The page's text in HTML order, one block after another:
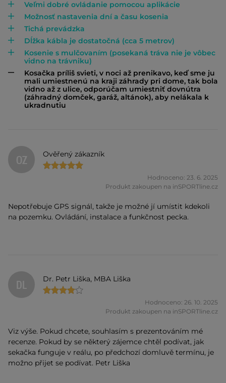
Veľmi dobré ovládanie pomocou aplikácie
Možnosť nastavenia dní a času kosenia
Tichá prevádzka
Dĺžka kábla je dostatočná (cca 5 metrov)
Kosenie s mulčovaním (posekaná tráva nie je vôbec
vidno na trávniku)
Kosačka príliš svieti, v noci až prenikavo, keď sme ju
mali umiestnenú na kraji záhrady pri dome, tak bola
vidno až z ulice, odporúčam umiestniť dovnútra
(záhradný domček, garáž, altánok), aby nelákala k
ukradnutiu
OZ Ověřený zákazník
Hodnoceno: 23. 6. 2025
Produkt zakoupen na inSPORTline.cz
Nepotřebuje GPS signál, takže je možné jí umístit kdekoli
na pozemku. Ovládání, instalace a funkčnost pecka.
DL Dr. Petr Liška, MBA Liška
Hodnoceno: 26. 10. 2025
Produkt zakoupen na inSPORTline.cz
Viz výše. Pokud chcete, souhlasím s prezentováním mé
recenze. Pokud by se některý zájemce chtěl podívat, jak
sekačka funguje v reálu, po předchozí domluvě termínu, je
možno přijet se podívat. Petr Liška